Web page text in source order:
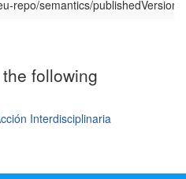
repo/semantics/publishedVersion
following
Interdisciplinaria